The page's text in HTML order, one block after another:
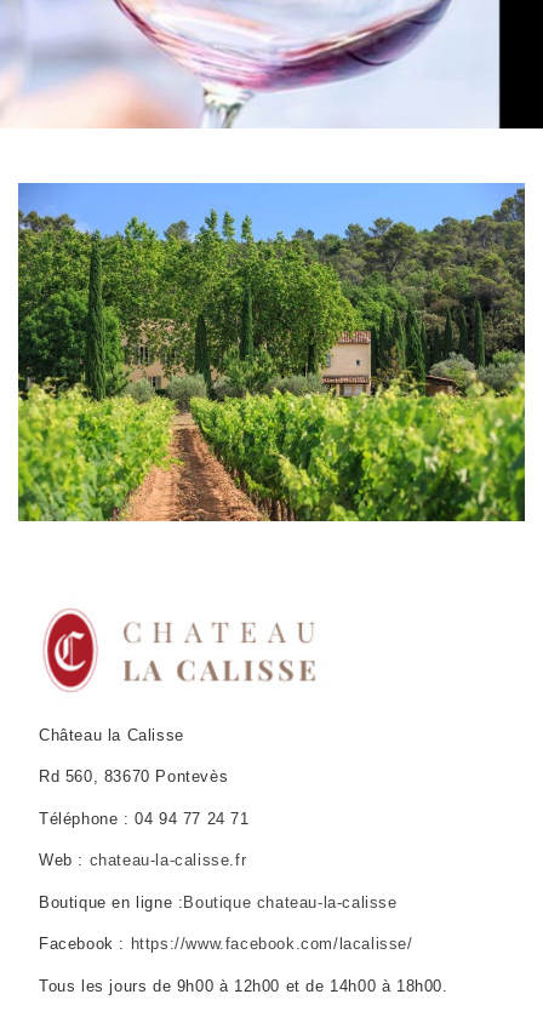
Château la Calisse
Rd 560, 83670 Pontevès
Téléphone :04 94 77 24 71
Web : chateau-la-calisse.fr
Boutique en ligne : Boutique chateau-la-calisse
Facebook : https://www.facebook.com/lacalisse/
Tous les jours de 9h00 à 12h00 et de 14h00 à 18h00.